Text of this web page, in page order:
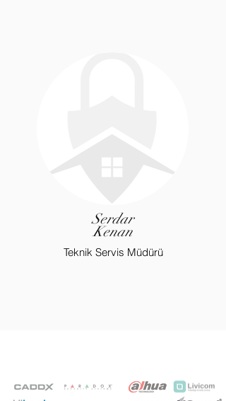
Serdar
Kenan
Teknik Servis Müdürü